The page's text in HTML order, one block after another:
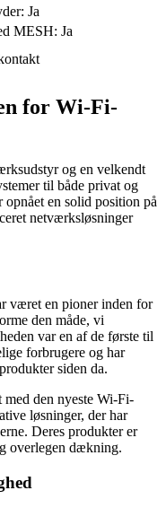
Ja
MESH: Ja
for Wi-Fi-
og en velkendt
til både privat og
en solid position på
netværksløsninger
været en pioner inden for
den måde, vi
var en af de første til
forbrugere og har
siden da.
den nyeste Wi-Fi-
løsninger, der har
Deres produkter er
overlegen dækning.